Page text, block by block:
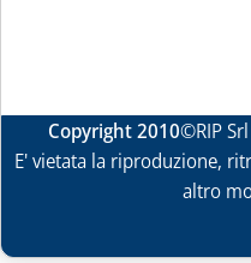
Copyright 2010©RIP
E' vietata la riproduzione,
altro